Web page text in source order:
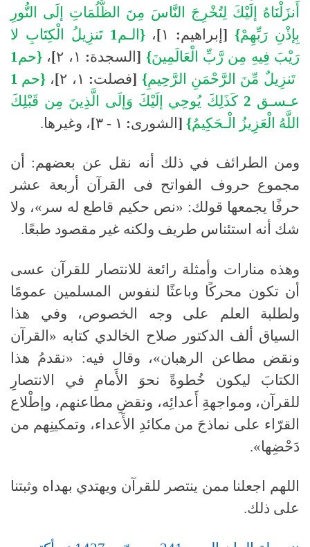
أَنزَلْنَاهُ
إلَيْكَ لِتُخْرِجَ النَّاسَ مِنَ الظُّلُمَاتِ إلَى
النُّورِ
بِإذْنِ رَبِّهِمْ}
[إبراهيم: ١]،{ الـم 1 تَنزِيلُ الْكِتَابِ لا
رَيْبَ فِيهِ مِن رَّبِّ الْعَالَمِينَ}
[السجدة: ١، ٢]، {حم 1
تَنزِيلٌ مِّنَ الرَّحْمَنِ الرَّحِيمِ}
[فصلت: ١، ٢]، {حم 1
عـسـق 2 كَذَلِكَ يُوحِي إلَيْكَ وَإلَى الَّذِينَ مِن قَبْلِكَ
اللَّهُ الْعَزِيزُ الْـحَكِيمُ}
[ الشورى: ١ - ٣]، وغيرها.
ومن الطرائف في ذلك أنه نقل عن بعضهم:
أن
مجموع حروف الفواتح فى القرآن أربعة عشر
حرفًا يجمعها قولك: «نص حكيم قاطع له سر»، ولا
شك أنه استئناس طريف ولكنه غير مقصود طبعًا.
وهذه منارات وأمثلة رائعة للانتصار للقرآن عسى
أن تكون محركًا وباعثًا لنفوس المسلمين عمومًا
ولطلبة العلم على وجه الخصوص، وفي هذا
السياق ألف الدكتور صلاح الخالدي كتابه «القرآن
ونقض مطاعن الرهبان»، وقال فيه: «نقدمُ هذا
الكتابَ ليكون خُطوةً نحوَ الأَمامِ في الانتصارِ
للقرآن، ومواجهةِ أَعدائِه، ونقضِ مطاعنهم، وإطْلاع
القرّاء على نماذجَ من مكائدِ الأَعداء، وتمكينِهم من
دَحْضِها».
اللهم اجعلنا ممن ينتصر للقرآن ويهتدي بهداه وثبتنا
على ذلك.